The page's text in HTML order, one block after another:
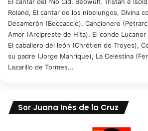
Roland, El cantar de los nibelungos, Divina
Decamerón (Boccaccio), Cancionero
Amor (Arcipreste de Hita), El conde
El caballero del león (Chrétien de Troyes),
su padre (Jorge Manrique), La Celestina
Lazarillo de Tormes...
Sor Juana Inés de la Cruz